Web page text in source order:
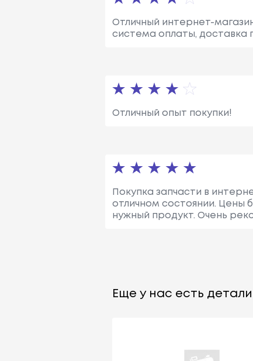
Отличный интернет-
система оплаты,
Отличный опыт покупки!
Покупка запчасти в
отличном состоянии. Цены
нужный продукт. Очень
Еще у нас есть